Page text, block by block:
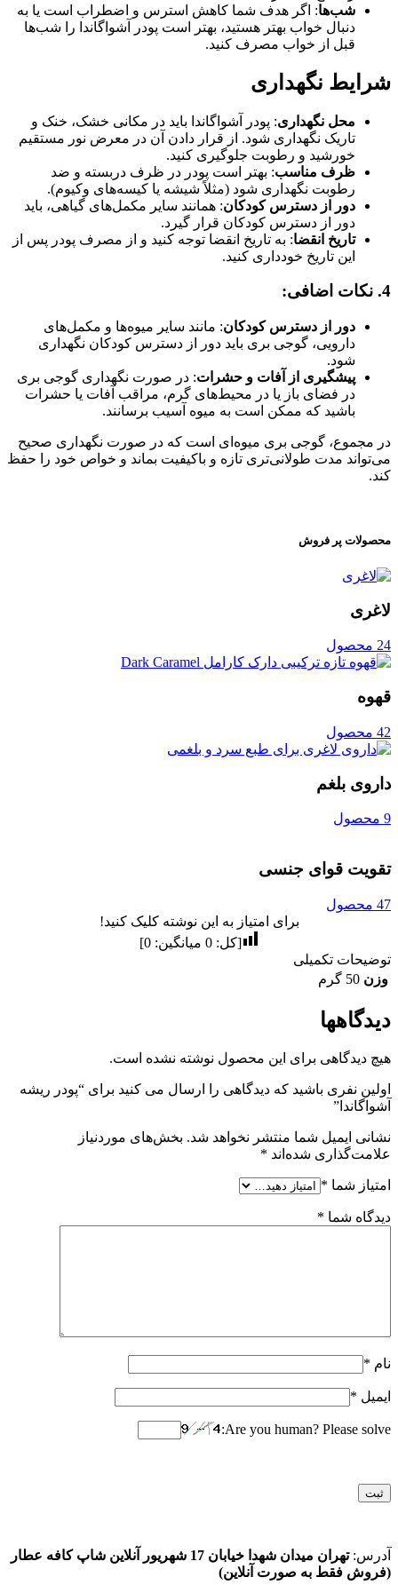
شب‌ها: اگر هدف شما کاهش استرس و اضطراب است یا به
دنبال خواب بهتر هستید، بهتر است پودر آشواگاندا را شب‌ها
قبل از خواب مصرف کنید.
شرایط نگهداری
محل نگهداری: پودر آشواگاندا باید در مکانی خشک، خنک و
تاریک نگهداری شود. از قرار دادن آن در معرض نور مستقیم
خورشید و رطوبت جلوگیری کنید.
ظرف مناسب: بهتر است پودر در ظرف دربسته و ضد
رطوبت نگهداری شود (مثلاً شیشه یا کیسه‌های وکیوم).
دور از دسترس کودکان: همانند سایر مکمل‌های گیاهی، باید
دور از دسترس کودکان قرار گیرد.
تاریخ انقضا: به تاریخ انقضا توجه کنید و از مصرف پودر پس از
این تاریخ خودداری کنید.
4. نکات اضافی:
دور از دسترس کودکان: مانند سایر میوه‌ها و مکمل‌های
دارویی، گوجی بری باید دور از دسترس کودکان نگهداری
شود.
پیشگیری از آفات و حشرات: در صورت نگهداری گوجی بری
در فضای باز یا در محیط‌های گرم، مراقب آفات یا حشرات
باشید که ممکن است به میوه آسیب برسانند.
در مجموع، گوجی بری میوه‌ای است که در صورت نگهداری صحیح
می‌تواند مدت طولانی‌تری تازه و باکیفیت بماند و خواص خود را حفظ
کند.
محصولات پر فروش
لاغری
24 محصول
قهوه
42 محصول
داروی بلغم
9 محصول
تقویت قوای جنسی
47 محصول
برای امتیاز به این نوشته کلیک کنید!
[کل:0 میانگین:0
]
توضیحات تکمیلی
وزن 50 گرم
دیدگاهها
هیچ دیدگاهی برای این محصول نوشته نشده است.
اولین نفری باشید که دیدگاهی را ارسال می کنید برای “پودر ریشه
آشواگاندا”
نشانی ایمیل شما منتشر نخواهد شد. بخش‌های موردنیاز
علامت‌گذاری شده‌اند *
امتیاز شما *
دیدگاه شما *
نام *
ایمیل *
Are you human? Please solve:
آدرس:تهران میدان شهدا خیابان 17 شهریور آنلاین شاپ کافه عطار
(فروش فقط به صورت آنلاین)